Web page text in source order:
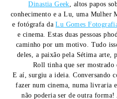
Dinastia Geek, altos papos
conhecimento e a Lu, uma
e fotógrafa daLu Gomes
e cinema. Estas duas pessoas
caminho por um motivo. Tudo
deles, a paixão pela Sétima arte,
Roll tinha que ser mostrado
E aí, surgiu a ideia. Conversando
fazer num cinema, numa livraria
não poderia ser de outra